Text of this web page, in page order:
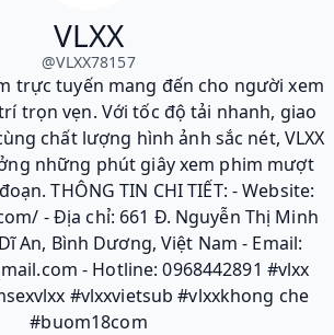
VLXX
@VLXX78157
trực tuyến mang đến cho người xem
trọn vẹn. Với tốc độ tải nhanh, giao
chất lượng hình ảnh sắc nét, VLXX
những phút giây xem phim mượt
THÔNG TIN CHI TIẾT: - Website:
- Địa chỉ: 661 Đ. Nguyễn Thị Minh
An, Bình Dương, Việt Nam - Email:
- Hotline: 0968442891 #vlxx
#vlxxvietsub #vlxxkhong che
#buom18com